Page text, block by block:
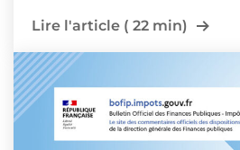
Lire l'article ( 22 min)